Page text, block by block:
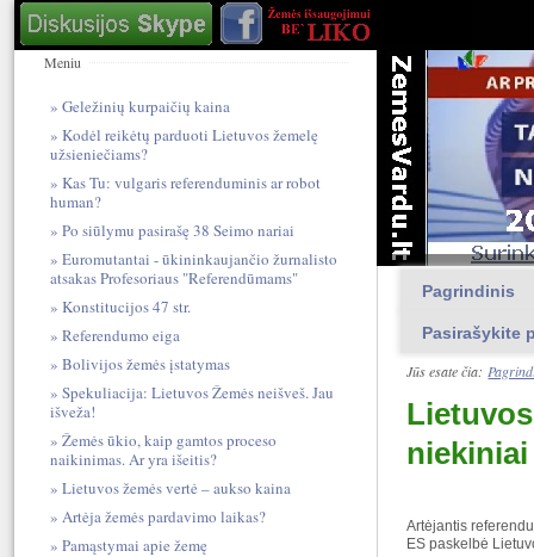
Pagrindinis
Pasirašykite
Jūs esate čia:
niekiniai
Artėjantis
ES paskelbė
Meniu
Geležinių kurpaičių kaina
Kodėl reikėtų parduoti Lietuvos žemelę
užsieniečiams?
Kas Tu: vulgari​s referendum​inis ar robot
human?
Po siūlymu pasirašę 38 Seimo nariai
Euromutantai - ūkininkaujančio žurnalisto
atsakas Profesoriaus "Referendūmams"
Konstitucijos 47 str.
Referendumo eiga
Bolivijos žemės įstatymas
Spekuliacija: Lietuvos Žemės neišveš. Jau
išveža!
Žemės ūkio, kaip gamtos proceso
naikinimas. Ar yra išeitis?
Lietuvos žemės vertė – aukso kaina
Artėja žemės pardavimo laikas?
Pamąstymai apie žemę